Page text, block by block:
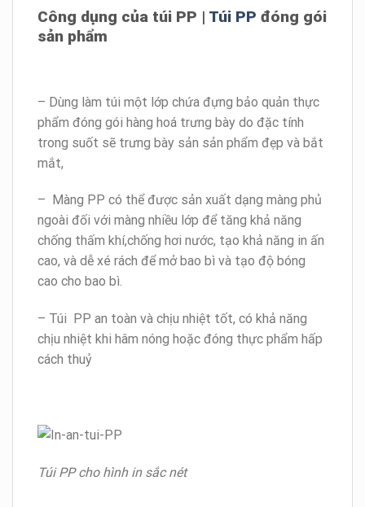
Công dụng của túi PP | Túi PP đóng gói
sản phẩm
– Dùng làm túi một lớp chứa đựng bảo quản thực
phẩm đóng gói hàng hoá trưng bày do đặc tính
trong suốt sẽ trưng bày sản sản phẩm đẹp và bắt
mắt,
– Màng PP có thể được sản xuất dạng màng phủ
ngoài đối với màng nhiều lớp để tăng khả năng
chống thấm khí,chống hơi nước, tạo khả năng in ấn
cao, và dễ xé rách để mở bao bì và tạo độ bóng
cao cho bao bì.
– Túi PP an toàn và chịu nhiệt tốt, có khả năng
chịu nhiệt khi hâm nóng hoặc đóng thực phẩm hấp
cách thuỷ​
Túi PP cho hình in sắc nét